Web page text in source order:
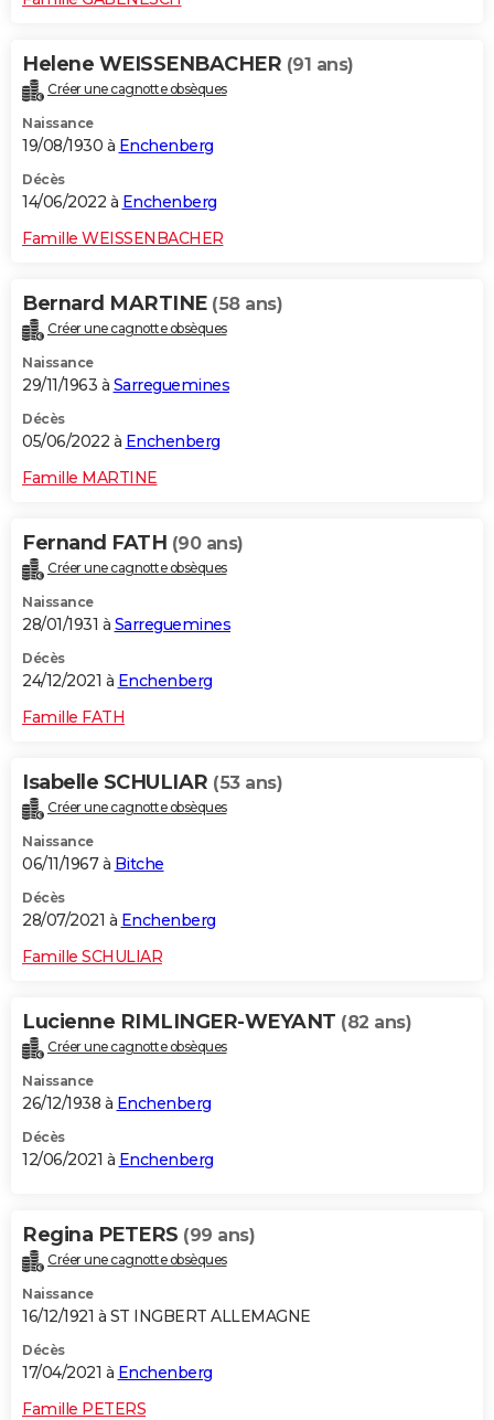
Helene WEISSENBACHER (91 ans)
Créer une cagnotte obsèques
Naissance
19/08/1930 à Enchenberg
Décès
14/06/2022 à Enchenberg
Famille WEISSENBACHER
Bernard MARTINE (58 ans)
Créer une cagnotte obsèques
Naissance
29/11/1963 à Sarreguemines
Décès
05/06/2022 à Enchenberg
Famille MARTINE
Fernand FATH (90 ans)
Créer une cagnotte obsèques
Naissance
28/01/1931 à Sarreguemines
Décès
24/12/2021 à Enchenberg
Famille FATH
Isabelle SCHULIAR (53 ans)
Créer une cagnotte obsèques
Naissance
06/11/1967 à Bitche
Décès
28/07/2021 à Enchenberg
Famille SCHULIAR
Lucienne RIMLINGER-WEYANT (82 ans)
Créer une cagnotte obsèques
Naissance
26/12/1938 à Enchenberg
Décès
12/06/2021 à Enchenberg
Regina PETERS (99 ans)
Créer une cagnotte obsèques
Naissance
16/12/1921 à ST INGBERT ALLEMAGNE
Décès
17/04/2021 à Enchenberg
Famille PETERS